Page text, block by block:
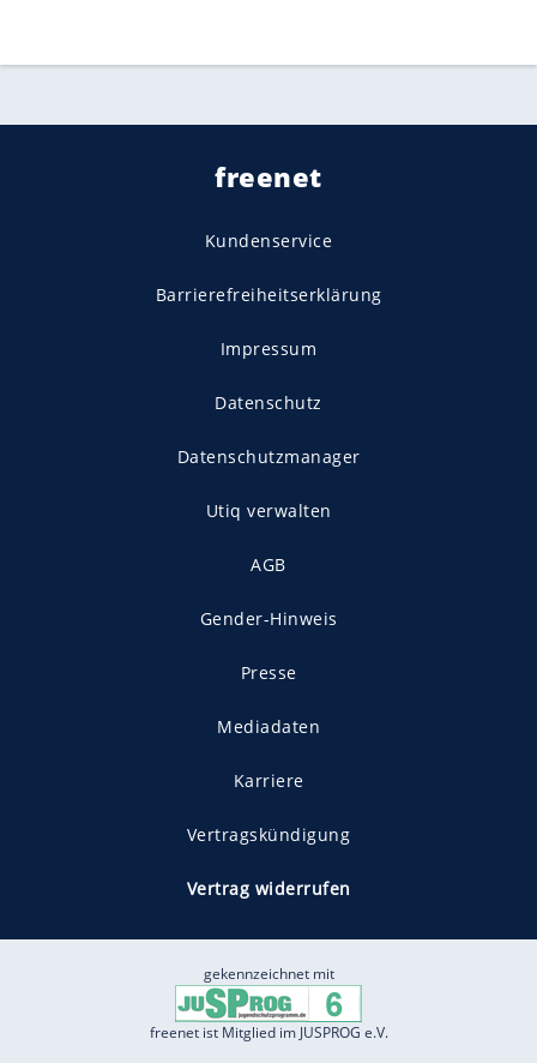
freenet
Kundenservice
Barrierefreiheitserklärung
Impressum
Datenschutz
Datenschutzmanager
Utiq verwalten
AGB
Gender-Hinweis
Presse
Mediadaten
Karriere
Vertragskündigung
Vertrag widerrufen
gekennzeichnet mit
freenet ist Mitglied im JUSPROG e.V.